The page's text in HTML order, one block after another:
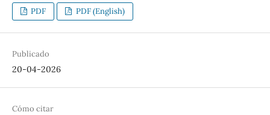
PDF PDF (English)
Publicado
20-04-2026
Cómo citar